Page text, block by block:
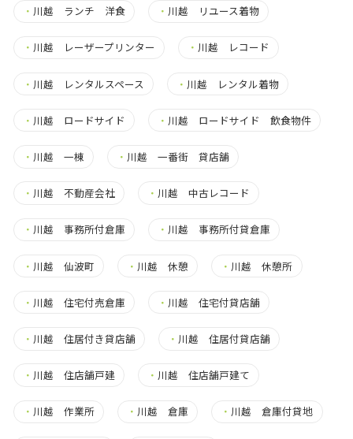
・ 川越 ランチ 洋食 ・ 川越 リユース着物
・ 川越 レーザープリンター ・ 川越 レコード
・ 川越 レンタルスペース ・ 川越 レンタル着物
・ 川越 ロードサイド ・ 川越 ロードサイド 飲食物件
・ 川越 一棟 ・ 川越 一番街 貸店舗
・ 川越 不動産会社 ・ 川越 中古レコード
・ 川越 事務所付倉庫 ・ 川越 事務所付貸倉庫
・ 川越 仙波町 ・ 川越 休憩 ・ 川越 休憩所
・ 川越 住宅付売倉庫 ・ 川越 住宅付貸店舗
・ 川越 住居付き貸店舗 ・ 川越 住居付貸店舗
・ 川越 住店舗戸建 ・ 川越 住店舗戸建て
・ 川越 作業所 ・ 川越 倉庫 ・ 川越 倉庫付貸地